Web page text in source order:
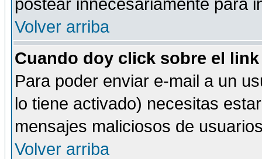
postear innecesariamente para
Volver arriba
Cuando doy click sobre el
Para poder enviar e-mail a un
lo tiene activado) necesitas
mensajes maliciosos de
Volver arriba